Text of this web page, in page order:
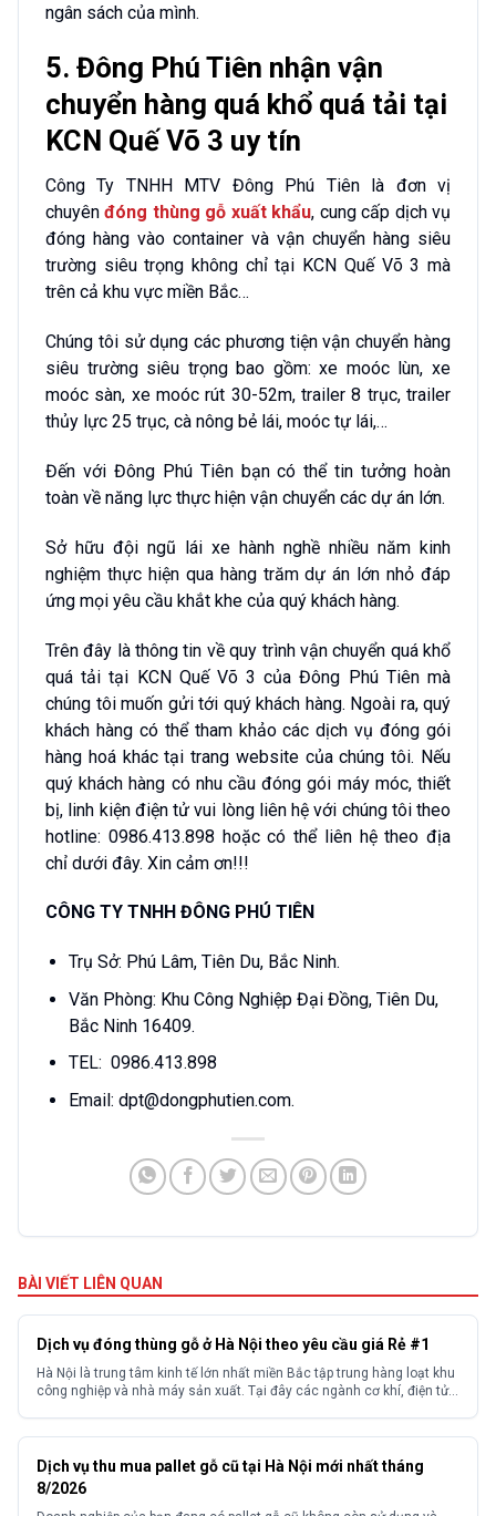
ngân sách của mình.
5. Đông Phú Tiên nhận vận
chuyển hàng quá khổ quá tải tại
KCN Quế Võ 3 uy tín
Công Ty TNHH MTV Đông Phú Tiên là đơn vị
chuyênđóng thùng gỗ xuất khẩu, cung cấp dịch vụ
đóng hàng vào container và vận chuyển hàng siêu
trường siêu trọng không chỉ tại KCN Quế Võ 3 mà
trên cả khu vực miền Bắc…
Chúng tôi sử dụng các phương tiện vận chuyển hàng
siêu trường siêu trọng bao gồm: xe moóc lùn, xe
moóc sàn, xe moóc rút 30-52m, trailer 8 trục, trailer
thủy lực 25 trục, cà nông bẻ lái, moóc tự lái,…
Đến với Đông Phú Tiên bạn có thể tin tưởng hoàn
toàn về năng lực thực hiện vận chuyển các dự án lớn.
Sở hữu đội ngũ lái xe hành nghề nhiều năm kinh
nghiệm thực hiện qua hàng trăm dự án lớn nhỏ đáp
ứng mọi yêu cầu khắt khe của quý khách hàng.
Trên đây là thông tin về quy trình vận chuyển quá khổ
quá tải tại KCN Quế Võ 3 của Đông Phú Tiên mà
chúng tôi muốn gửi tới quý khách hàng. Ngoài ra, quý
khách hàng có thể tham khảo các dịch vụ đóng gói
hàng hoá khác tại trang website của chúng tôi. Nếu
quý khách hàng có nhu cầu đóng gói máy móc, thiết
bị, linh kiện điện tử vui lòng liên hệ với chúng tôi theo
hotline: 0986.413.898 hoặc có thể liên hệ theo địa
chỉ dưới đây. Xin cảm ơn!!!
CÔNG TY TNHH ĐÔNG PHÚ TIÊN
Trụ Sở: Phú Lâm, Tiên Du, Bắc Ninh.
Văn Phòng: Khu Công Nghiệp Đại Đồng, Tiên Du,
Bắc Ninh 16409.
TEL: 0986.413.898
Email: dpt@dongphutien.com.
BÀI VIẾT LIÊN QUAN
Dịch vụ đóng thùng gỗ ở Hà Nội theo yêu cầu giá Rẻ #1
Hà Nội là trung tâm kinh tế lớn nhất miền Bắc tập trung hàng loạt khu
công nghiệp và nhà máy sản xuất. Tại đây các ngành cơ khí, điện tử,
Dịch vụ thu mua pallet gỗ cũ tại Hà Nội mới nhất tháng
8/2026